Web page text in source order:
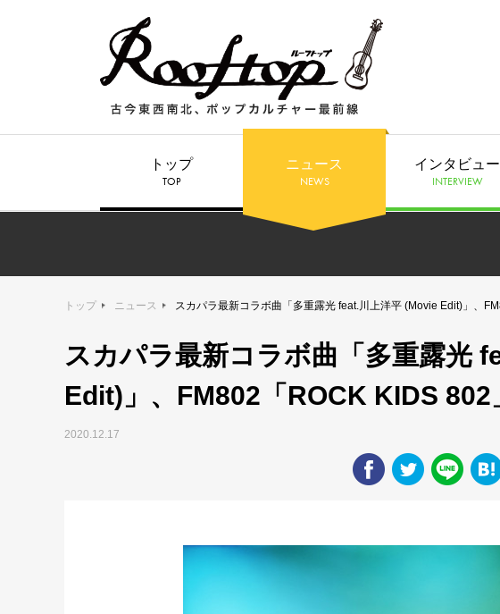
トップ
TOP
ニュース
NEWS
インタビュー
INTERVIEW
トップ ニュース スカパラ最新コラボ曲「多重露光 feat.川上洋平 (Movie Edit)」、
スカパラ最新コラボ曲「多重露光
Edit)」、FM802「ROCK KIDS 802
2020.12.17